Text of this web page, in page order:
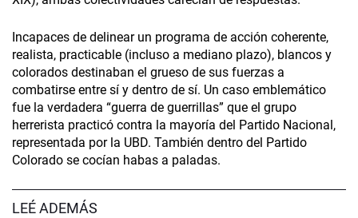
Incapaces de delinear un programa de acción coherente,
realista, practicable (incluso a mediano plazo), blancos y
colorados destinaban el grueso de sus fuerzas a
combatirse entre sí y dentro de sí. Un caso emblemático
fue la verdadera “guerra de guerrillas” que el grupo
herrerista practicó contra la mayoría del Partido Nacional,
representada por la UBD. También dentro del Partido
Colorado se cocían habas a paladas.
LEÉ ADEMÁS